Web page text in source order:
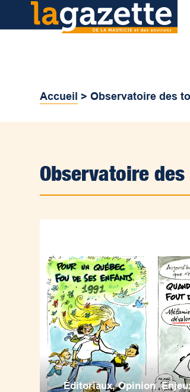
Accueil >Observatoire des
Observatoire
Éditoriaux,Opinion,